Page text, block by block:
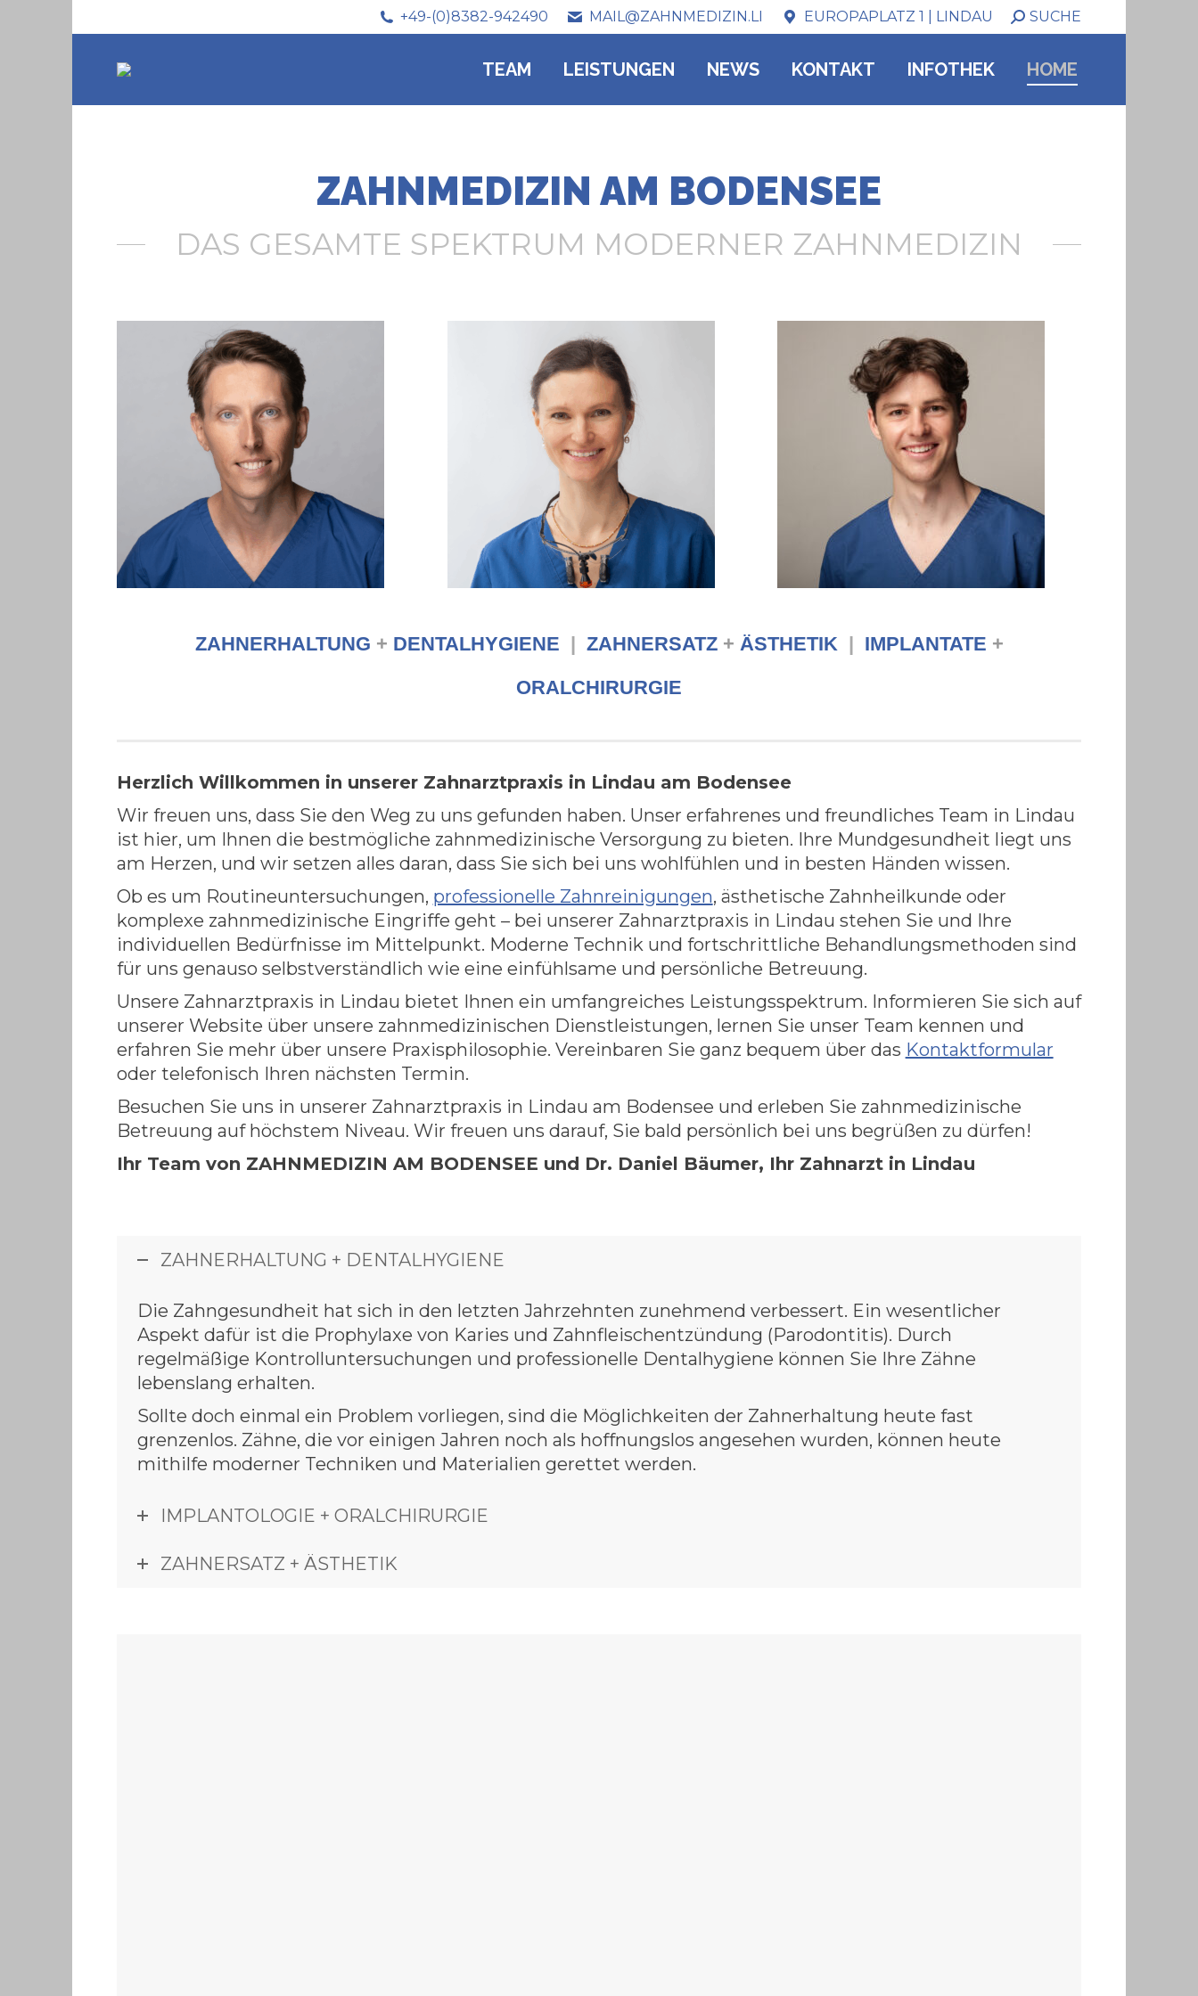
+49-(0)8382-942490 MAIL@ZAHNMEDIZIN.LI EUROPAPLATZ 1 | LINDAU SEARCH:
SUCHE
TEAM LEISTUNGEN NEWS KONTAKT INFOTHEK HOME
ZAHNMEDIZIN AM BODENSEE
DAS GESAMTE SPEKTRUM MODERNER ZAHNMEDIZIN
ZAHNERHALTUNG + DENTALHYGIENE | ZAHNERSATZ + ÄSTHETIK| IMPLANTATE +
ORALCHIRURGIE
Herzlich Willkommen in unserer Zahnarztpraxis in Lindau am Bodensee
Wir freuen uns, dass Sie den Weg zu uns gefunden haben. Unser erfahrenes und freundliches Team in Lindau
ist hier, um Ihnen die bestmögliche zahnmedizinische Versorgung zu bieten. Ihre Mundgesundheit liegt uns
am Herzen, und wir setzen alles daran, dass Sie sich bei uns wohlfühlen und in besten Händen wissen.
Ob es um Routineuntersuchungen, professionelle Zahnreinigungen, ästhetische Zahnheilkunde oder
komplexe zahnmedizinische Eingriffe geht – bei unserer Zahnarztpraxis in Lindau stehen Sie und Ihre
individuellen Bedürfnisse im Mittelpunkt. Moderne Technik und fortschrittliche Behandlungsmethoden sind
für uns genauso selbstverständlich wie eine einfühlsame und persönliche Betreuung.
Unsere Zahnarztpraxis in Lindau bietet Ihnen ein umfangreiches Leistungsspektrum. Informieren Sie sich auf
unserer Website über unsere zahnmedizinischen Dienstleistungen, lernen Sie unser Team kennen und
erfahren Sie mehr über unsere Praxisphilosophie. Vereinbaren Sie ganz bequem über das Kontaktformular
oder telefonisch Ihren nächsten Termin.
Besuchen Sie uns in unserer Zahnarztpraxis in Lindau am Bodensee und erleben Sie zahnmedizinische
Betreuung auf höchstem Niveau. Wir freuen uns darauf, Sie bald persönlich bei uns begrüßen zu dürfen!
Ihr Team von ZAHNMEDIZIN AM BODENSEE und Dr. Daniel Bäumer, Ihr Zahnarzt in Lindau
ZAHNERHALTUNG + DENTALHYGIENE
Die Zahngesundheit hat sich in den letzten Jahrzehnten zunehmend verbessert. Ein wesentlicher
Aspekt dafür ist die Prophylaxe von Karies und Zahnfleischentzündung (Parodontitis). Durch
regelmäßige Kontrolluntersuchungen und professionelle Dentalhygiene können Sie Ihre Zähne
lebenslang erhalten.
Sollte doch einmal ein Problem vorliegen, sind die Möglichkeiten der Zahnerhaltung heute fast
grenzenlos. Zähne, die vor einigen Jahren noch als hoffnungslos angesehen wurden, können heute
mithilfe moderner Techniken und Materialien gerettet werden.
IMPLANTOLOGIE + ORALCHIRURGIE
ZAHNERSATZ + ÄSTHETIK